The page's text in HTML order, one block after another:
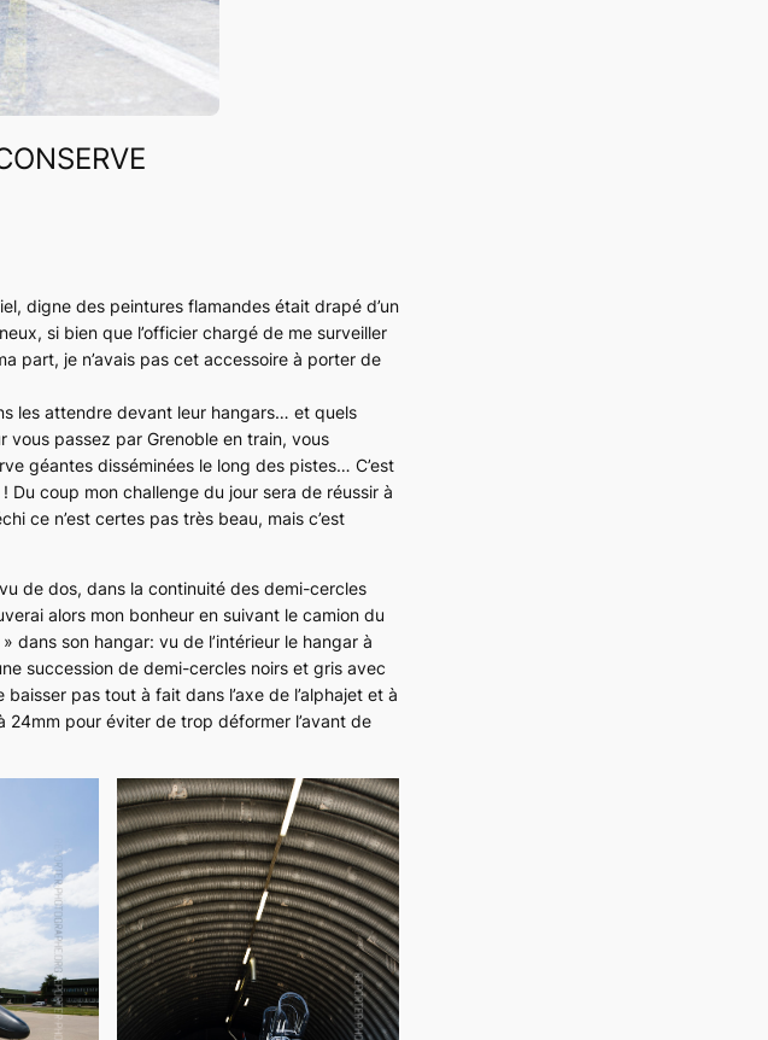
digne des peintures flamandes était drapé d’un
si bien que l’officier chargé de me surveiller
part, je n’avais pas cet accessoire à porter de
les attendre devant leur hangars… et quels
vous passez par Grenoble en train, vous
géantes disséminées le long des pistes… C’est
coup mon challenge du jour sera de réussir à
ce n’est certes pas très beau, mais c’est
de dos, dans la continuité des demi-cercles
alors mon bonheur en suivant le camion du
dans son hangar: vu de l’intérieur le hangar à
succession de demi-cercles noirs et gris avec
pas tout à fait dans l’axe de l’alphajet et à
24mm pour éviter de trop déformer l’avant de